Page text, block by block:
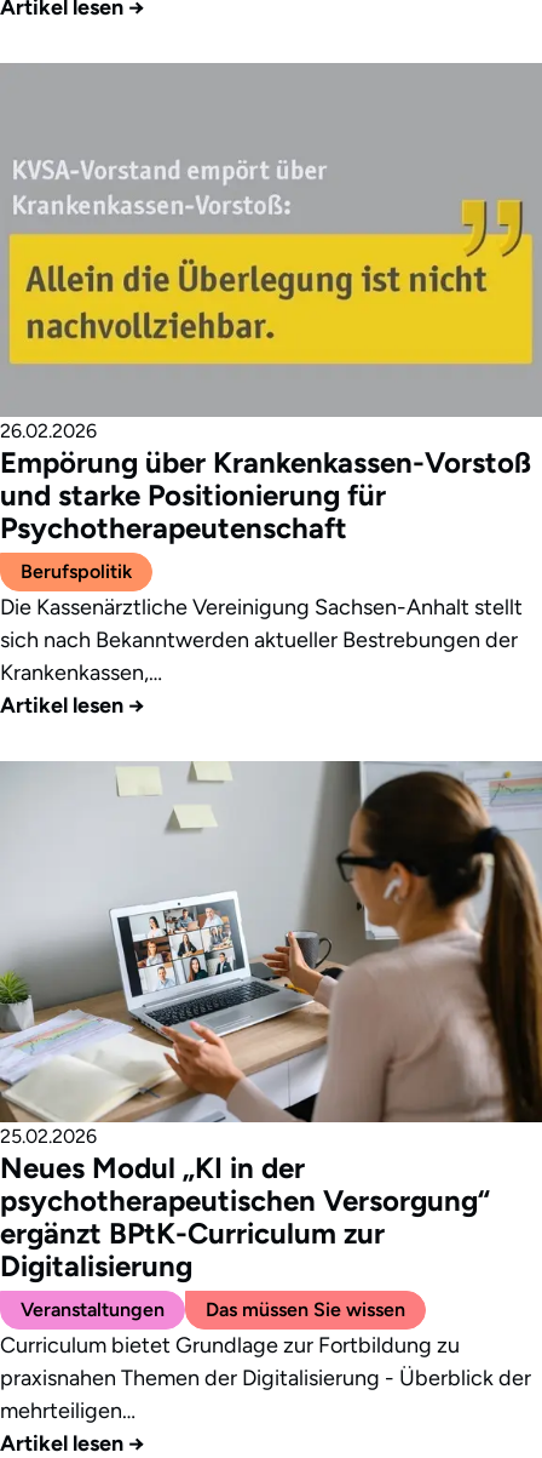
Artikel lesen →
Empörung über Krankenkassen-Vorstoß
und starke Positionierung für
Psychotherapeutenschaft
26.02.2026
Berufspolitik
Die Kassenärztliche Vereinigung Sachsen-Anhalt stellt
sich nach Bekanntwerden aktueller Bestrebungen der
Krankenkassen,…
Artikel lesen →
Neues Modul „KI in der
psychotherapeutischen Versorgung“
ergänzt BPtK-Curriculum zur
Digitalisierung
25.02.2026
Veranstaltungen Das müssen Sie wissen
Curriculum bietet Grundlage zur Fortbildung zu
praxisnahen Themen der Digitalisierung - Überblick der
mehrteiligen…
Artikel lesen →